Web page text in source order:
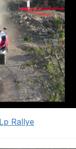
Rallye